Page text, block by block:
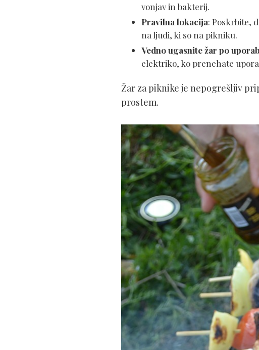
vonjav in bakterij.
Pravilna lokacija: Poskrbite,
na ljudi, ki so na pikniku.
Vedno ugasnite žar po
elektriko, ko prenehate
Žar za piknike je nepogrešljiv
prostem.